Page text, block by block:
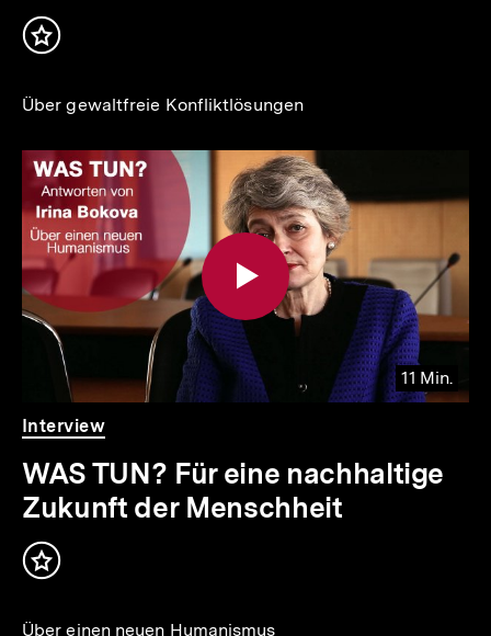
Inhalt
Über gewaltfreie Konfliktlösungen
11 Min.
Video
Dauer
11
Min.
Interview
WAS TUN? Für eine nachhaltige
Zukunft der Menschheit
Inhalt
Über einen neuen Humanismus